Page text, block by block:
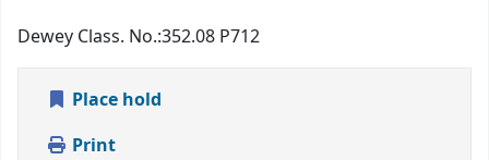
Dewey Class. No.:352.08 P712
Place hold
Print